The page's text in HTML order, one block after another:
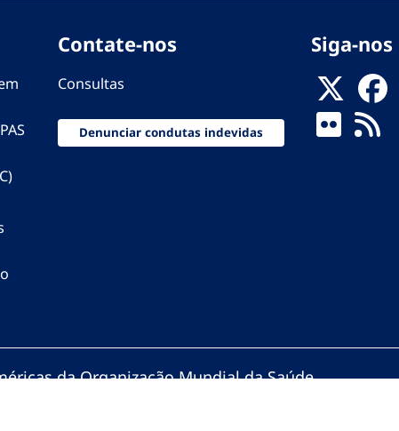
Contate-nos
Consultas
Denunciar condutas indevidas
Siga-nos
da Organização Mundial da Saúde